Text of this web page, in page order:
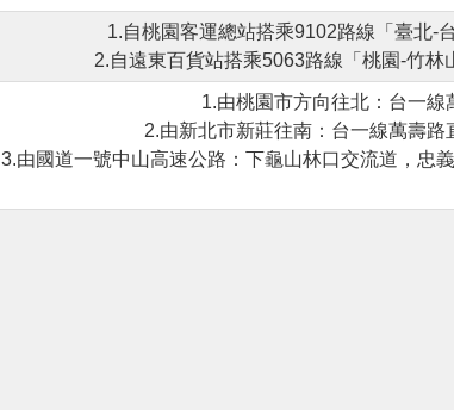
1.自桃園客運總站搭乘9102路線「臺北-
2.自遠東百貨站搭乘5063路線「桃園-竹林
1.由桃園市方向往北：台一線
2.由新北市新莊往南：台一線萬壽路
3.由國道一號中山高速公路：下龜山林口交流道，忠